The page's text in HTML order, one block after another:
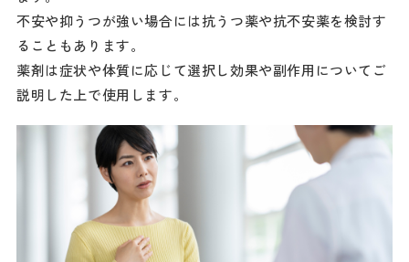
不安や抑うつが強い場合には抗うつ薬や抗不安薬を検討す
ることもあります。
薬剤は症状や体質に応じて選択し効果や副作用についてご
説明した上で使用します。